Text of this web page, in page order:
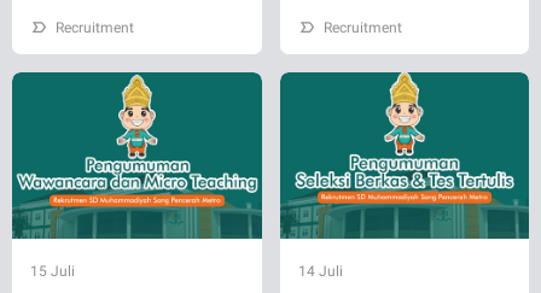
Recruitment Recruitment
15 Juli 14 Juli